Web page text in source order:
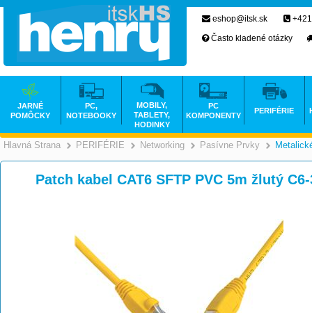
Hlavná Strana >
PERIFÉRIE >
Networking >
Pasívne Prvky
Patch kabel CAT6 SFTP PVC 5m žlutý
eshop@itsk.sk
Často kladené otázky
JARNÉ
POMÔCKY
PC,
NOTEBOOKY
MOBILY,
TABLETY,
HODINKY
PC
KOMPONENTY
PERIFÉRIE